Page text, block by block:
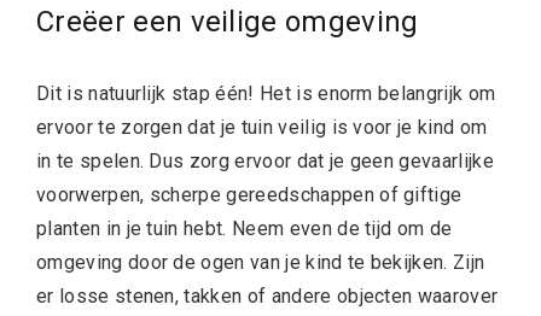
Creëer een veilige omgeving
Dit is natuurlijk stap één! Het is enorm belangrijk om
ervoor te zorgen dat je tuin veilig is voor je kind om
in te spelen. Dus zorg ervoor dat je geen gevaarlijke
voorwerpen, scherpe gereedschappen of giftige
planten in je tuin hebt. Neem even de tijd om de
omgeving door de ogen van je kind te bekijken. Zijn
er losse stenen, takken of andere objecten waarover